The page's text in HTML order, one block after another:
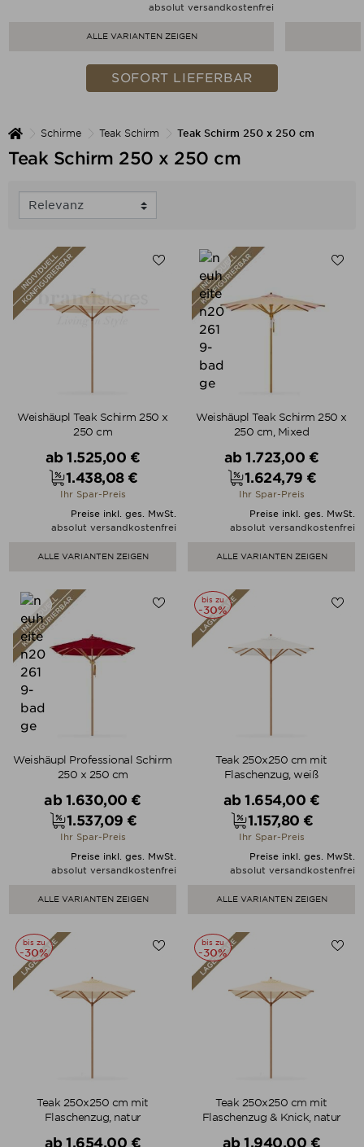
absolut versandkostenfrei
ALLE VARIANTEN ZEIGEN
SOFORT LIEFERBAR
Schirme Teak Schirm Teak Schirm 250 x 250 cm
Teak Schirm 250 x 250 cm
Weishäupl Teak Schirm 250 x
250 cm
Verkaufspreis
ab 1.525,00 €
Preis
1.438,08 €
Ihr Spar-Preis
Preise inkl. ges. MwSt.
absolut versandkostenfrei
ALLE VARIANTEN ZEIGEN
Weishäupl Teak Schirm 250 x
250 cm, Mixed
Verkaufspreis
ab 1.723,00 €
Preis
1.624,79 €
Ihr Spar-Preis
Preise inkl. ges. MwSt.
absolut versandkostenfrei
ALLE VARIANTEN ZEIGEN
Weishäupl Professional Schirm
250 x 250 cm
Verkaufspreis
ab 1.630,00 €
Preis
1.537,09 €
Ihr Spar-Preis
Preise inkl. ges. MwSt.
absolut versandkostenfrei
ALLE VARIANTEN ZEIGEN
bis zu
-30%
Teak 250x250 cm mit
Flaschenzug, weiß
Verkaufspreis
ab 1.654,00 €
Preis
1.157,80 €
Ihr Spar-Preis
Preise inkl. ges. MwSt.
absolut versandkostenfrei
ALLE VARIANTEN ZEIGEN
bis zu
-30%
Teak 250x250 cm mit
Flaschenzug, natur
Verkaufspreis
ab 1.654,00 €
bis zu
-30%
Teak 250x250 cm mit
Flaschenzug & Knick, natur
Verkaufspreis
ab 1.940,00 €